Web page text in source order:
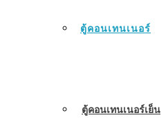
ตู้คอนเทนเนอร์
ตู้คอนเทนเนอร์เย็น